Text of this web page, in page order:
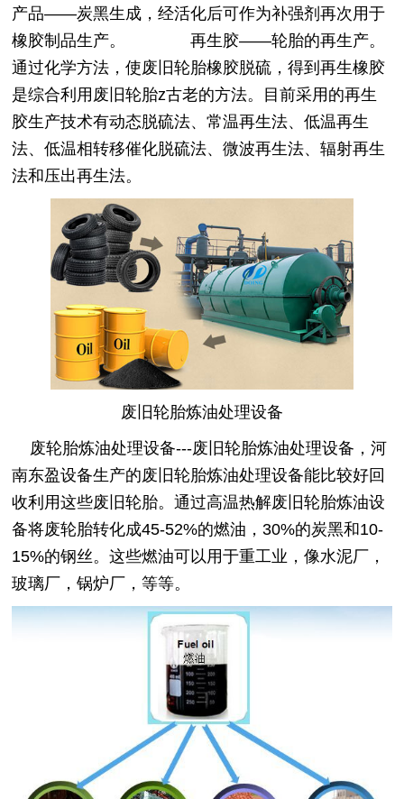
产品——炭黑生成，经活化后可作为补强剂再次用于
橡胶制品生产。
再生胶——轮胎的再生产。
通过化学方法，使废旧轮胎橡胶脱硫，得到再生橡胶
是综合利用废旧轮胎z古老的方法。目前采用的再生
胶生产技术有动态脱硫法、常温再生法、低温再生
法、低温相转移催化脱硫法、微波再生法、辐射再生
法和压出再生法。
废旧轮胎炼油处理设备
废轮胎炼油处理设备---废旧轮胎炼油处理设备，河
南东盈设备生产的废旧轮胎炼油处理设备能比较好回
收利用这些废旧轮胎。通过高温热解废旧轮胎炼油设
备将废轮胎转化成45-52%的燃油，30%的炭黑和10-
15%的钢丝。这些燃油可以用于重工业，像水泥厂，
玻璃厂，锅炉厂，等等。